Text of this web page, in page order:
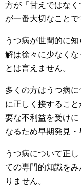
方が「甘えではな
が一番大切なことで
うつ病が世間的に
解は徐々に少なく
とは言えません。
多くの方はうつ病
に正しく接するこ
要な不利益を受けに
なるため早期発見・
うつ病について正
ての専門的知識を
りません。